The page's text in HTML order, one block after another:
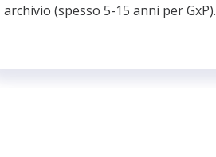
archivio (spesso 5-15 anni per GxP).